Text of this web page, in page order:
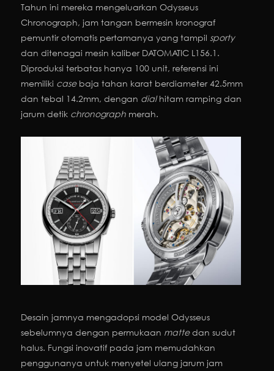
Tahun ini mereka mengeluarkan Odysseus
Chronograph, jam tangan bermesin kronograf
pemuntir otomatis pertamanya yang tampil sporty
dan ditenagai mesin kaliber DATOMATIC L156.1.
Diproduksi terbatas hanya 100 unit, referensi ini
memiliki casebaja tahan karat berdiameter 42.5mm
dan tebal 14.2mm, dengan dialhitam ramping dan
jarum detik chronograph merah.
Desain jamnya mengadopsi model Odysseus
sebelumnya dengan permukaan mattedan sudut
halus. Fungsi inovatif pada jam memudahkan
penggunanya untuk menyetel ulang jarum jam